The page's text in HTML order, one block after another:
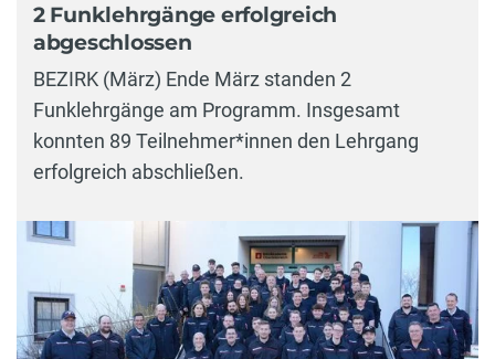
2 Funklehrgänge erfolgreich
abgeschlossen
BEZIRK (März) Ende März standen 2
Funklehrgänge am Programm. Insgesamt
konnten 89 Teilnehmer*innen den Lehrgang
erfolgreich abschließen.